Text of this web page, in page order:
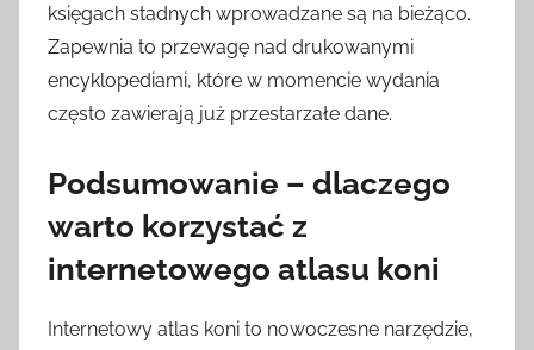
księgach stadnych wprowadzane są na bieżąco.
Zapewnia to przewagę nad drukowanymi
encyklopediami, które w momencie wydania
często zawierają już przestarzałe dane.
Podsumowanie – dlaczego
warto korzystać z
internetowego atlasu koni
Internetowy atlas koni to nowoczesne narzędzie,